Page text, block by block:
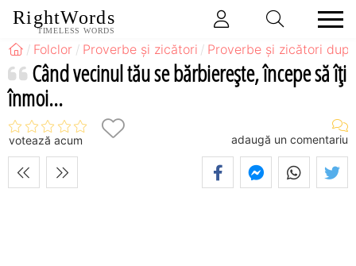
RightWords
TIMELESS WORDS
Folclor Proverbe și zicători Proverbe și zicători
Când vecinul tău se bărbiereşte, începe să îţi
înmoi...
votează acum adaugă un comentariu